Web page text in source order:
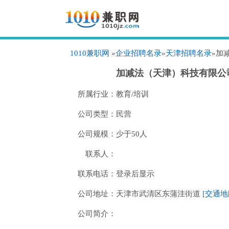
1010兼职网 »企业招聘名录»天津招聘名录»加
加减法（天津）科技有限
所属行业： 教育/培训
公司类型： 民营
公司规模： 少于50人
联系人：
联系电话： 登录后显示
公司地址： 天津市武清区东蒲洼街道 [交通
公司简介：